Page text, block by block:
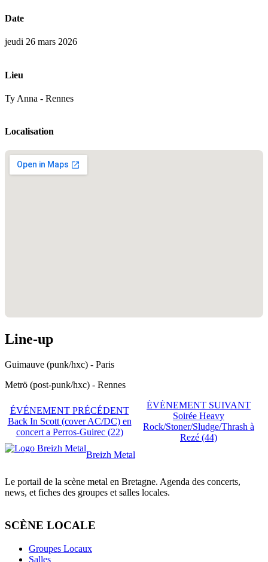
Date
jeudi 26 mars 2026
Lieu
Ty Anna - Rennes
Localisation
Line-up
Guimauve (punk/hxc) - Paris
Metrö (post-punk/hxc) - Rennes
ÉVÉNEMENT PRÉCÉDENT
Back In Scott (cover AC/DC) en
concert a Perros-Guirec (22)
ÉVÉNEMENT SUIVANT
Soirée Heavy
Rock/Stoner/Sludge/Thrash à
Rezé (44)
Breizh Metal
Le portail de la scène metal en Bretagne. Agenda des concerts,
news, et fiches des groupes et salles locales.
SCÈNE LOCALE
Groupes Locaux
Salles